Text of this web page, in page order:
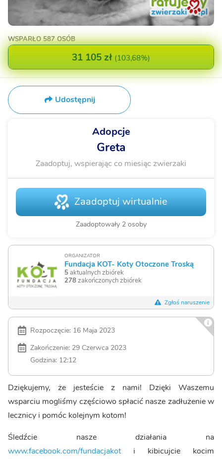
WSPARŁO587 OSÓB
31 105 zł (103,68%)
Udostępnij
Adopcje
Greta
Zaadoptuj, wspierając co miesiąc zwierzaki
Zaadoptuj wirtualnie
Zaadoptowały 2 osoby
ORGANIZATOR
Fundacja KOT- Koty Otoczone Troską
5aktualnych zbiórek
278zakończonych zbiórek
Zgłoś naruszenie
Rozpoczęcie: 16 Maja 2023
Zakończenie: 29 Czerwca 2023
Godzina: 12:12
Dziękujemy, że jesteście z nami! Dzięki Waszemu
wsparciu mogliśmy częściowo spłacić nasze zadłużenie w
lecznicy i pomóc kolejnym kotom!
Śledźcie nasze działania na
www.facebook.com/fundacjakoti kibicujcie kocim